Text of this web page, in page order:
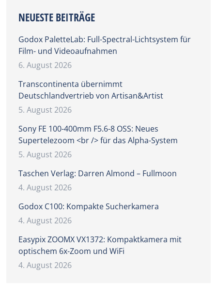
NEUESTE BEITRÄGE
Godox PaletteLab: Full-Spectral-Lichtsystem für
Film- und Videoaufnahmen
6. August 2026
Transcontinenta übernimmt
Deutschlandvertrieb von Artisan&Artist
5. August 2026
Sony FE 100-400mm F5.6-8 OSS: Neues
Supertelezoom <br /> für das Alpha-System
5. August 2026
Taschen Verlag: Darren Almond – Fullmoon
4. August 2026
Godox C100: Kompakte Sucherkamera
4. August 2026
Easypix ZOOMX VX1372: Kompaktkamera mit
optischem 6x-Zoom und WiFi
4. August 2026